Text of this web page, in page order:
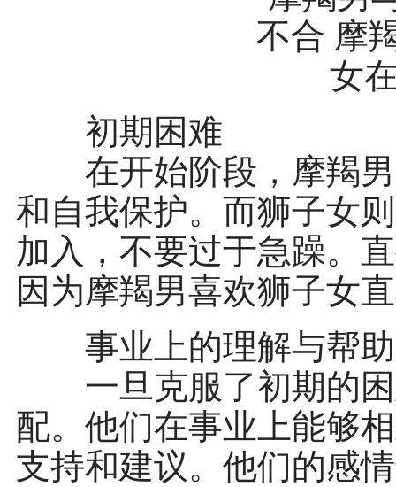
初期困难
在开始阶段，摩羯男
和自我保护。而狮子女
加入，不要过于急躁。
因为摩羯男喜欢狮子女
事业上的理解与帮助
一旦克服了初期的困
配。他们在事业上能够
支持和建议。他们的感